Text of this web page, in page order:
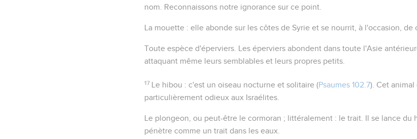
nom. Reconnaissons notre ignorance sur ce point.
La mouette : elle abonde sur les côtes de Syrie et se nourrit, à l'occasion, de
Toute espèce d'éperviers . Les éperviers abondent dans toute l'Asie
attaquant même leurs semblables et leurs propres petits.
17 Le hibou : c'est un oiseau nocturne et solitaire (Psaumes 102.7). Cet
particulièrement odieux aux Israélites.
Le plongeon , ou peut-être le cormoran ; littéralement : le trait . Il se lance du
pénètre comme un trait dans les eaux.